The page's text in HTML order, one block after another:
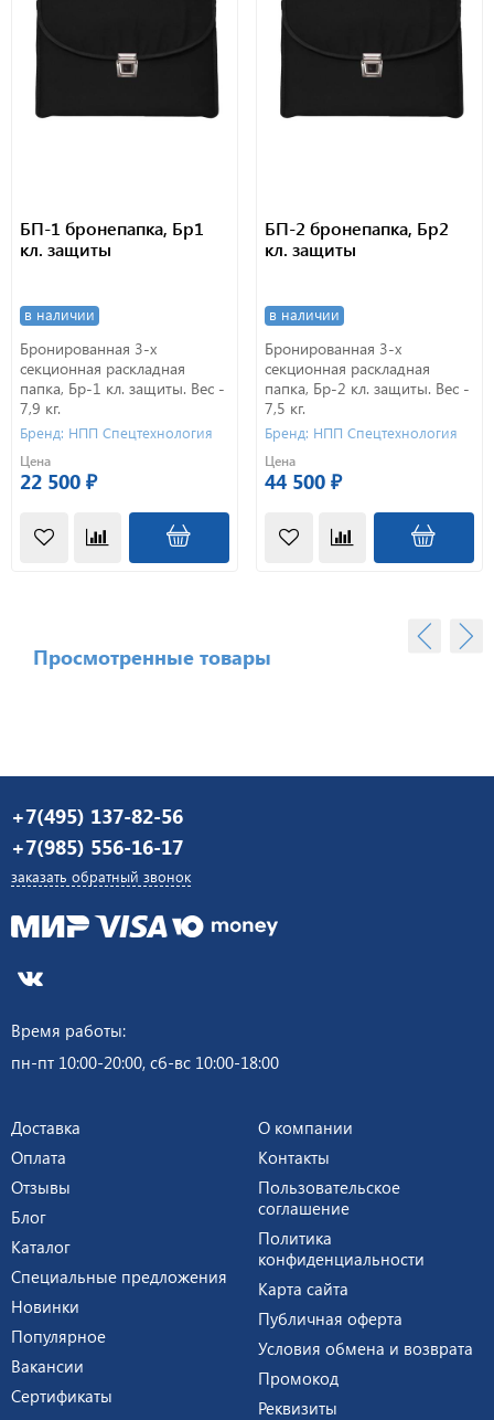
БП-1 бронепапка, Бр1
кл. защиты
в наличии
Бронированная 3-х
секционная раскладная
папка, Бр-1 кл. защиты. Вес -
7,9 кг.
Бренд: НПП Спецтехнология
Цена
22 500 ₽
БП-2 бронепапка, Бр2
кл. защиты
в наличии
Бронированная 3-х
секционная раскладная
папка, Бр-2 кл. защиты. Вес -
7,5 кг.
Бренд: НПП Спецтехнология
Цена
44 500 ₽
Просмотренные товары
+7(495) 137-82-56
+7(985) 556-16-17
заказать обратный звонок
Время работы:
пн-пт 10:00-20:00, сб-вс 10:00-18:00
Доставка
Оплата
Отзывы
Блог
Каталог
Специальные предложения
Новинки
Популярное
Вакансии
Сертификаты
О компании
Контакты
Пользовательское
соглашение
Политика
конфиденциальности
Карта сайта
Публичная оферта
Условия обмена и возврата
Промокод
Реквизиты